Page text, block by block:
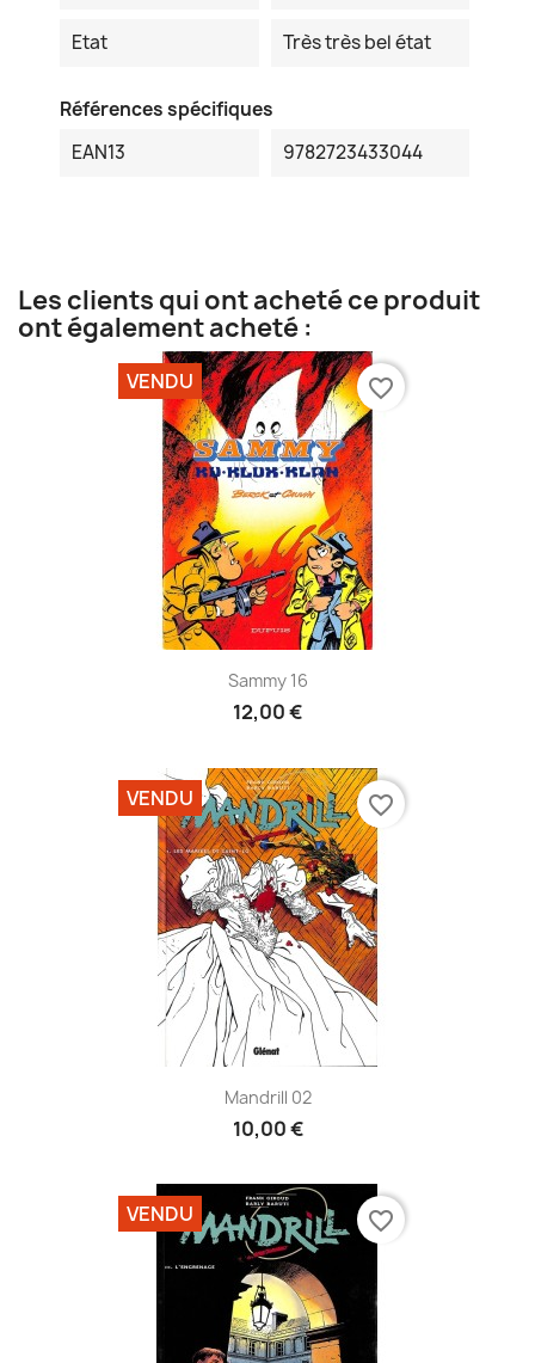
Etat Très très bel état
Références spécifiques
EAN13
9782723433044
Les clients qui ont acheté ce produit
ont également acheté :
Sammy 16
12,00 €
VENDU favorite_border
Mandrill 02
10,00 €
VENDU favorite_border
VENDU favorite_border